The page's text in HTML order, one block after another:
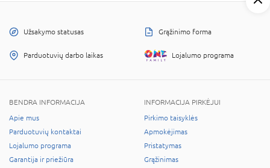
Užsakymo statusas Grąžinimo forma
Parduotuvių darbo laikas Lojalumo programa
BENDRA INFORMACIJA
Apie mus
Parduotuvių kontaktai
Lojalumo programa
Garantija ir priežiūra
INFORMACIJA PIRKĖJUI
Pirkimo taisyklės
Apmokėjimas
Pristatymas
Grąžinimas